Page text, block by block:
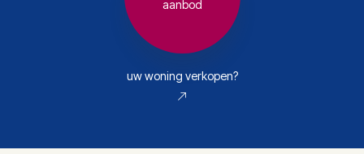
aanbod
uw woning verkopen?